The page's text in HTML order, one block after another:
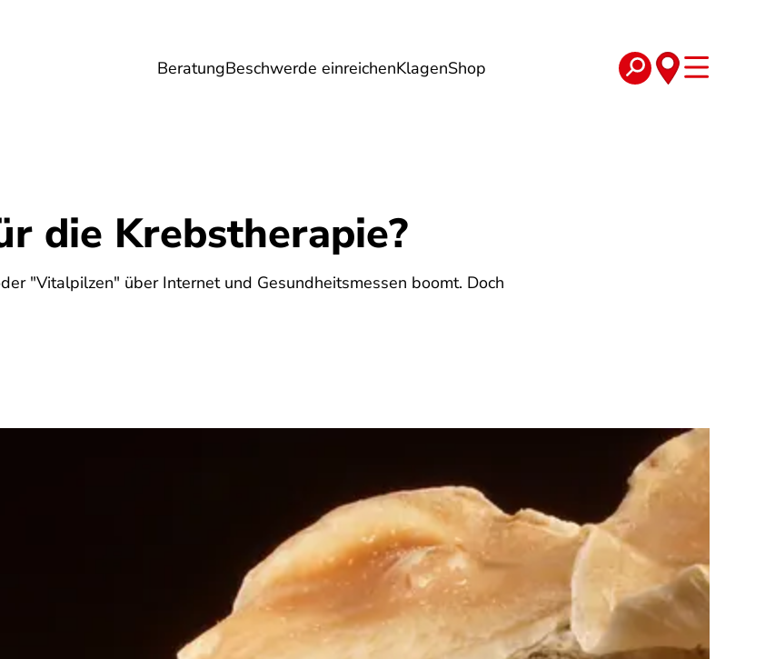
BeratungBeschwerde einreichenKlagenShop
Gesundheit Energie Reise Verträge
die Krebstherapie?
"Vitalpilzen" über Internet und Gesundheitsmessen boomt. Doch